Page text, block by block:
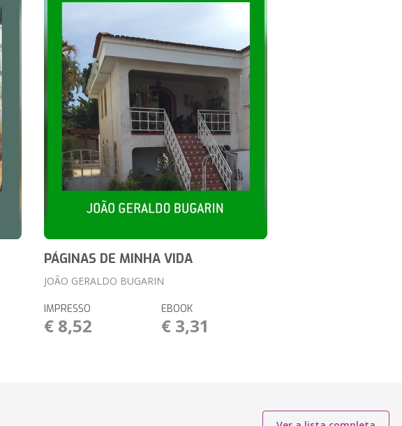
PÁGINAS DE MINHA VIDA
JOÃO GERALDO BUGARIN
IMPRESSO
€ 8,52
EBOOK
€ 3,31